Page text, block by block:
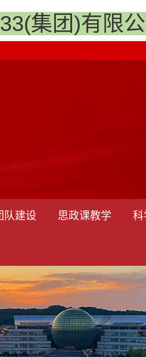
集团)有限
队建设 思政课教学 科